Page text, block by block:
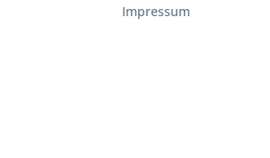
Impressum